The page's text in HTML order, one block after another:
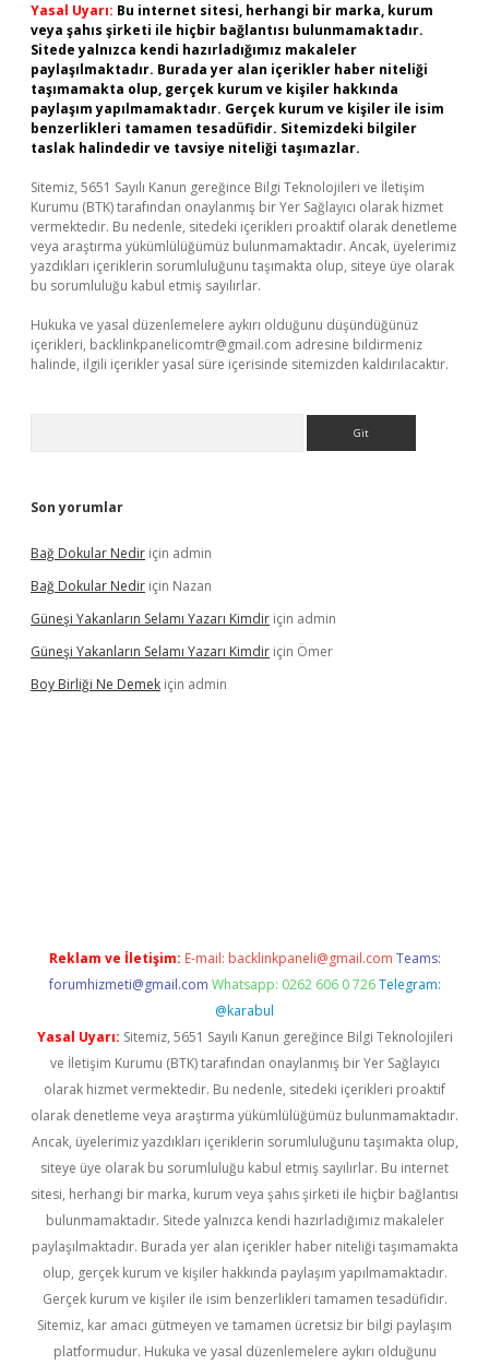
Yasal Uyarı: Bu internet sitesi, herhangi bir marka, kurum
veya şahıs şirketi ile hiçbir bağlantısı bulunmamaktadır.
Sitede yalnızca kendi hazırladığımız makaleler
paylaşılmaktadır. Burada yer alan içerikler haber niteliği
taşımamakta olup, gerçek kurum ve kişiler hakkında
paylaşım yapılmamaktadır. Gerçek kurum ve kişiler ile isim
benzerlikleri tamamen tesadüfidir. Sitemizdeki bilgiler
taslak halindedir ve tavsiye niteliği taşımazlar.
Sitemiz, 5651 Sayılı Kanun gereğince Bilgi Teknolojileri ve İletişim
Kurumu (BTK) tarafından onaylanmış bir Yer Sağlayıcı olarak hizmet
vermektedir. Bu nedenle, sitedeki içerikleri proaktif olarak denetleme
veya araştırma yükümlülüğümüz bulunmamaktadır. Ancak, üyelerimiz
yazdıkları içeriklerin sorumluluğunu taşımakta olup, siteye üye olarak
bu sorumluluğu kabul etmiş sayılırlar.
Hukuka ve yasal düzenlemelere aykırı olduğunu düşündüğünüz
içerikleri, backlinkpanelicomtr@gmail.com adresine bildirmeniz
halinde, ilgili içerikler yasal süre içerisinde sitemizden kaldırılacaktır.
Son yorumlar
Bağ Dokular Nedir için admin
Bağ Dokular Nedir için Nazan
Güneşi Yakanların Selamı Yazarı Kimdir için admin
Güneşi Yakanların Selamı Yazarı Kimdir için Ömer
Boy Birliği Ne Demek için admin
Reklam ve İletişim: E-mail: backlinkpaneli@gmail.com Teams:
forumhizmeti@gmail.com Whatsapp: 0262 606 0 726 Telegram:
@karabul
Yasal Uyarı: Sitemiz, 5651 Sayılı Kanun gereğince Bilgi Teknolojileri
ve İletişim Kurumu (BTK) tarafından onaylanmış bir Yer Sağlayıcı
olarak hizmet vermektedir. Bu nedenle, sitedeki içerikleri proaktif
olarak denetleme veya araştırma yükümlülüğümüz bulunmamaktadır.
Ancak, üyelerimiz yazdıkları içeriklerin sorumluluğunu taşımakta olup,
siteye üye olarak bu sorumluluğu kabul etmiş sayılırlar. Bu internet
sitesi, herhangi bir marka, kurum veya şahıs şirketi ile hiçbir bağlantısı
bulunmamaktadır. Sitede yalnızca kendi hazırladığımız makaleler
paylaşılmaktadır. Burada yer alan içerikler haber niteliği taşımamakta
olup, gerçek kurum ve kişiler hakkında paylaşım yapılmamaktadır.
Gerçek kurum ve kişiler ile isim benzerlikleri tamamen tesadüfidir.
Sitemiz, kar amacı gütmeyen ve tamamen ücretsiz bir bilgi paylaşım
platformudur. Hukuka ve yasal düzenlemelere aykırı olduğunu